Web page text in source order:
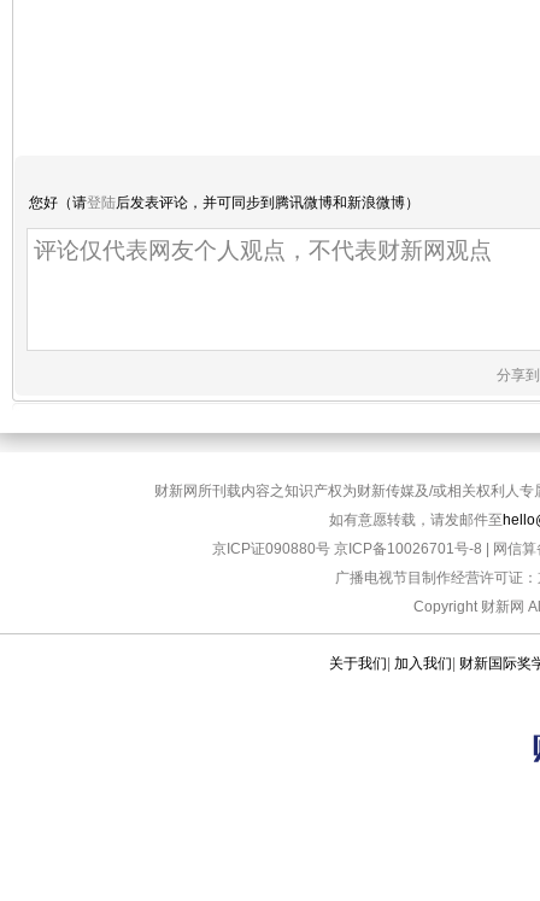
您好（请登陆后发表评论，并可同步到腾讯微博和新浪微博）
分享
财新网所刊载内容之知识产权为财新传媒及/或相关权利人
如有意愿转载，请发邮件至
京ICP证090880号 京ICP备10026701号-8
网信
广播电视节目制作经营许可证
Copyright 财新网
关于我们 加入我们 财新国际奖